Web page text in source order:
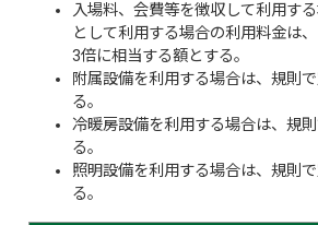
入場料、会費等を徴収して利用す
として利用する場合の利用料金は
3倍に相当する額とする。
附属設備を利用する場合は、規則
る。
冷暖房設備を利用する場合は、規
る。
照明設備を利用する場合は、規則
る。